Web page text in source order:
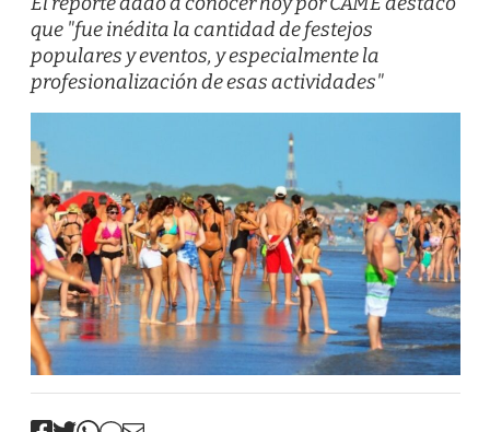
que "fue inédita la cantidad de festejos
populares y eventos, y especialmente la
profesionalización de esas actividades"